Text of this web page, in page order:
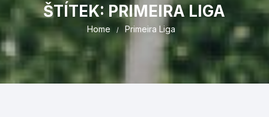
ŠTÍTEK: PRIMEIRA LIGA
Home Primeira Liga